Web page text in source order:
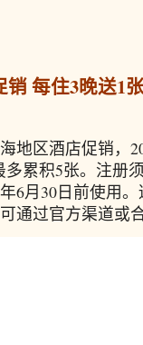
每住3晚送1
地区酒店促销，
累积5张。注册
6月30日前使用
通过官方渠道或